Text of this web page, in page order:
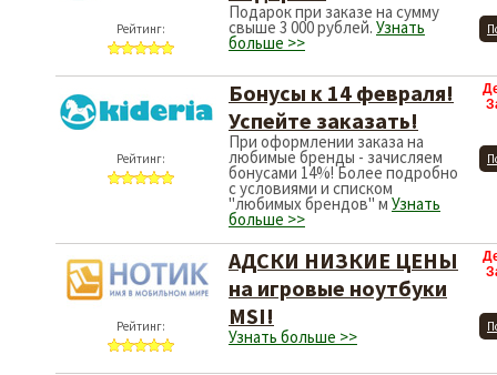
Рейтинг:
Подарок при заказе на сумму
свыше 3 000 рублей. Узнать
больше >>
Рейтинг:
Бонусы к 14 февраля!
Успейте заказать!
При оформлении заказа на
любимые бренды - зачисляем
бонусами 14%! Более подробно
с условиями и списком
"любимых брендов" м Узнать
больше >>
Рейтинг:
АДСКИ НИЗКИЕ ЦЕНЫ
на игровые ноутбуки
MSI!
Узнать больше >>